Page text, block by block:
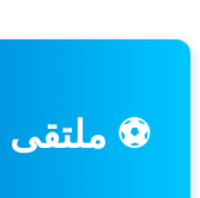
⚽ ملتقى